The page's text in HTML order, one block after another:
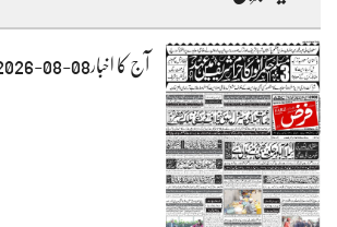
آج کا اخبار08-08-2026